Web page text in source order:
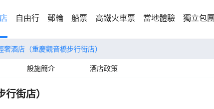
自由行 郵輪 船票 高鐵火車票 當地體驗 獨立包團
奢酒店（重慶觀音橋步行街店）
設施簡介 酒店政策
街店）